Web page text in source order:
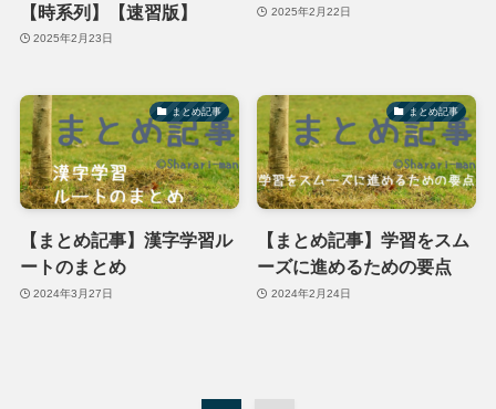
【時系列】【速習版】
2025年2月23日
2025年2月22日
まとめ記事
【まとめ記事】漢字学習ル
ートのまとめ
2024年3月27日
まとめ記事
【まとめ記事】学習をスム
ーズに進めるための要点
2024年2月24日